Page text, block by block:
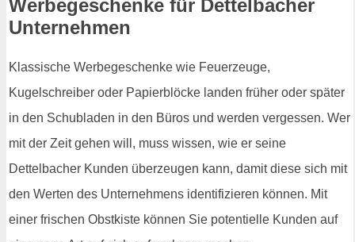
Werbegeschenke für Dettelbacher
Unternehmen
Klassische Werbegeschenke wie Feuerzeuge,
Kugelschreiber oder Papierblöcke landen früher oder später
in den Schubladen in den Büros und werden vergessen. Wer
mit der Zeit gehen will, muss wissen, wie er seine
Dettelbacher Kunden überzeugen kann, damit diese sich mit
den Werten des Unternehmens identifizieren können. Mit
einer frischen Obstkiste können Sie potentielle Kunden auf